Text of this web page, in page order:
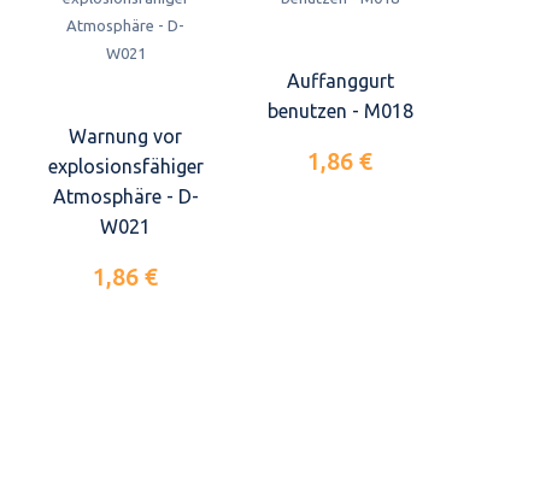
Warnung vor
explosionsfähiger
Atmosphäre - D-
W021
1,86 €
Auffanggurt
benutzen - M018
1,86 €